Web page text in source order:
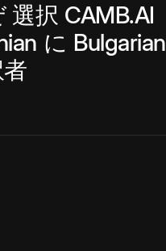
選択 CAMB.AI
に Bulgarian